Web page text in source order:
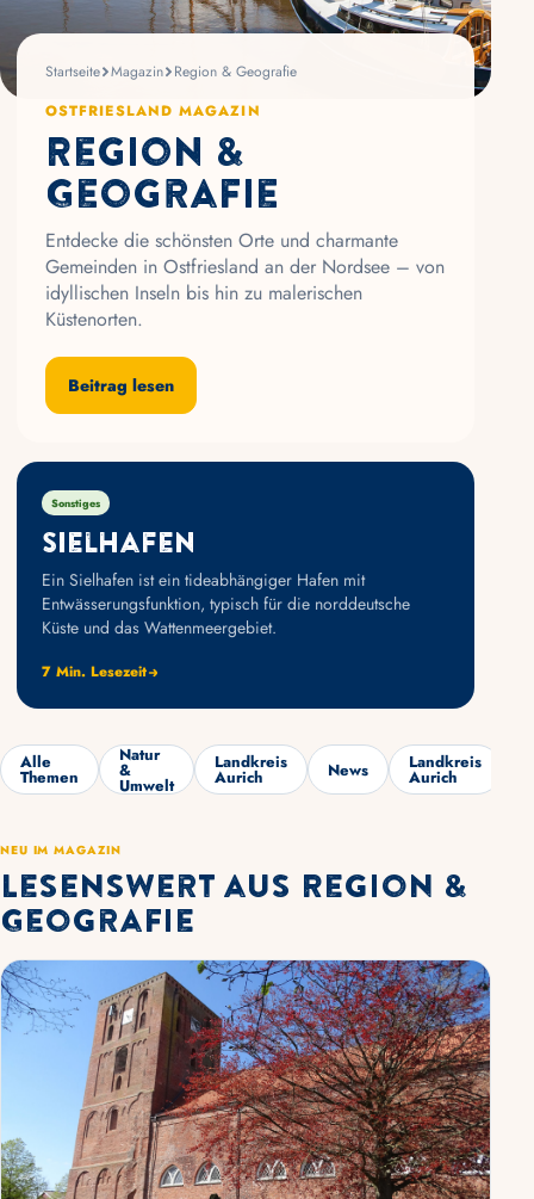
Startseite Magazin Region & Geografie
OSTFRIESLAND MAGAZIN
Region &
Geografie
Entdecke die schönsten Orte und charmante
Gemeinden in Ostfriesland an der Nordsee – von
idyllischen Inseln bis hin zu malerischen
Küstenorten.
Beitrag lesen
Sonstiges
Sielhafen
Ein Sielhafen ist ein tideabhängiger Hafen mit
Entwässerungsfunktion, typisch für die norddeutsche
Küste und das Wattenmeergebiet.
7 Min. Lesezeit
Alle
Themen
Natur
&
Umwelt
Landkreis
Aurich News Landkreis
Aurich
NEU IM MAGAZIN
Lesenswert aus Region &
Geografie